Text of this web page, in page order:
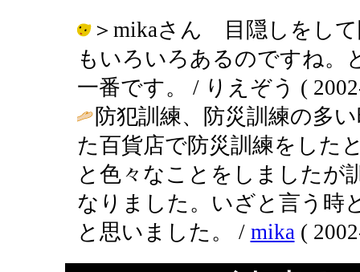
＞mikaさん 目隠しをして
もいろいろあるのですね。
一番です。 / りえぞう (
防犯訓練、防災訓練の多
た百貨店で防災訓練をした
と色々なことをしましたが
なりました。いざと言う時
と思いました。 / mika (